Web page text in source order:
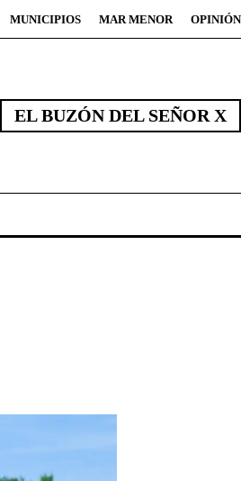
MUNICIPIOS MAR MENOR OPINIÓN
EL BUZÓN DEL SEÑOR X